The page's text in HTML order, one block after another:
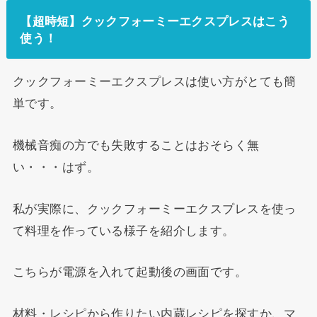
【超時短】クックフォーミーエクスプレスはこう
使う！
クックフォーミーエクスプレスは使い方がとても簡
単です。
機械音痴の方でも失敗することはおそらく無
い・・・はず。
私が実際に、クックフォーミーエクスプレスを使っ
て料理を作っている様子を紹介します。
こちらが電源を入れて起動後の画面です。
材料・レシピから作りたい内蔵レシピを探すか、マ